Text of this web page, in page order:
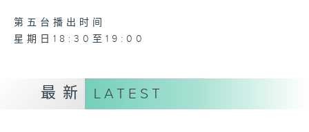
第五台播出时间
星期日18:30至19:00
最新 LATEST